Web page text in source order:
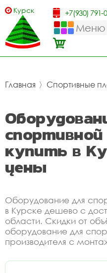
Курск +7(930) 791-
Меню
Главная 〉 Спортивные
купить в
цены
Оборудование для
в Курске дешево с
области. Скидки от
оборудование для
производителя с